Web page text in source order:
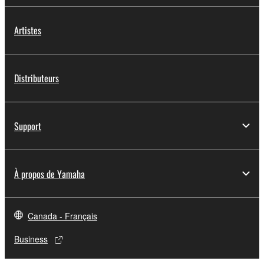
Artistes
Distributeurs
Support
À propos de Yamaha
Canada - Français
Business